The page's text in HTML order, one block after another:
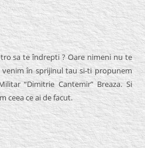
sa te îndrepti ? Oare nimeni nu te
în sprijinul tau si-ti propunem
“Dimitrie Cantemir” Breaza. Si
ceea ce ai de facut.